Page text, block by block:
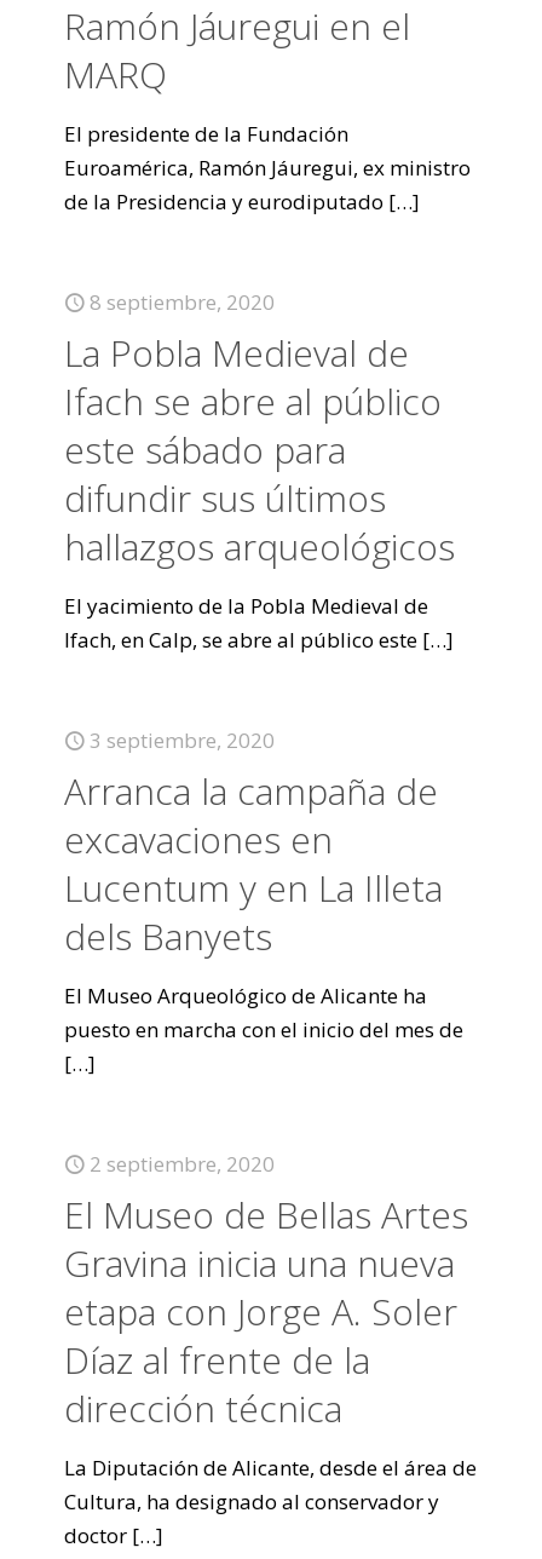
Ramón Jáuregui en el
MARQ
El presidente de la Fundación
Euroamérica, Ramón Jáuregui, ex ministro
de la Presidencia y eurodiputado […]
8 septiembre, 2020
La Pobla Medieval de
Ifach se abre al público
este sábado para
difundir sus últimos
hallazgos arqueológicos
El yacimiento de la Pobla Medieval de
Ifach, en Calp, se abre al público este […]
3 septiembre, 2020
Arranca la campaña de
excavaciones en
Lucentum y en La Illeta
dels Banyets
El Museo Arqueológico de Alicante ha
puesto en marcha con el inicio del mes de
[…]
2 septiembre, 2020
El Museo de Bellas Artes
Gravina inicia una nueva
etapa con Jorge A. Soler
Díaz al frente de la
dirección técnica
La Diputación de Alicante, desde el área de
Cultura, ha designado al conservador y
doctor […]